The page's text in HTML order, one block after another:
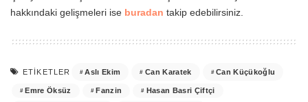
hakkındaki gelişmeleri ise buradan takip edebilirsiniz.
ETIKETLER Aslı Ekim Can Karatek Can Küçükoğlu
Emre Öksüz Fanzin Hasan Basri Çiftçi